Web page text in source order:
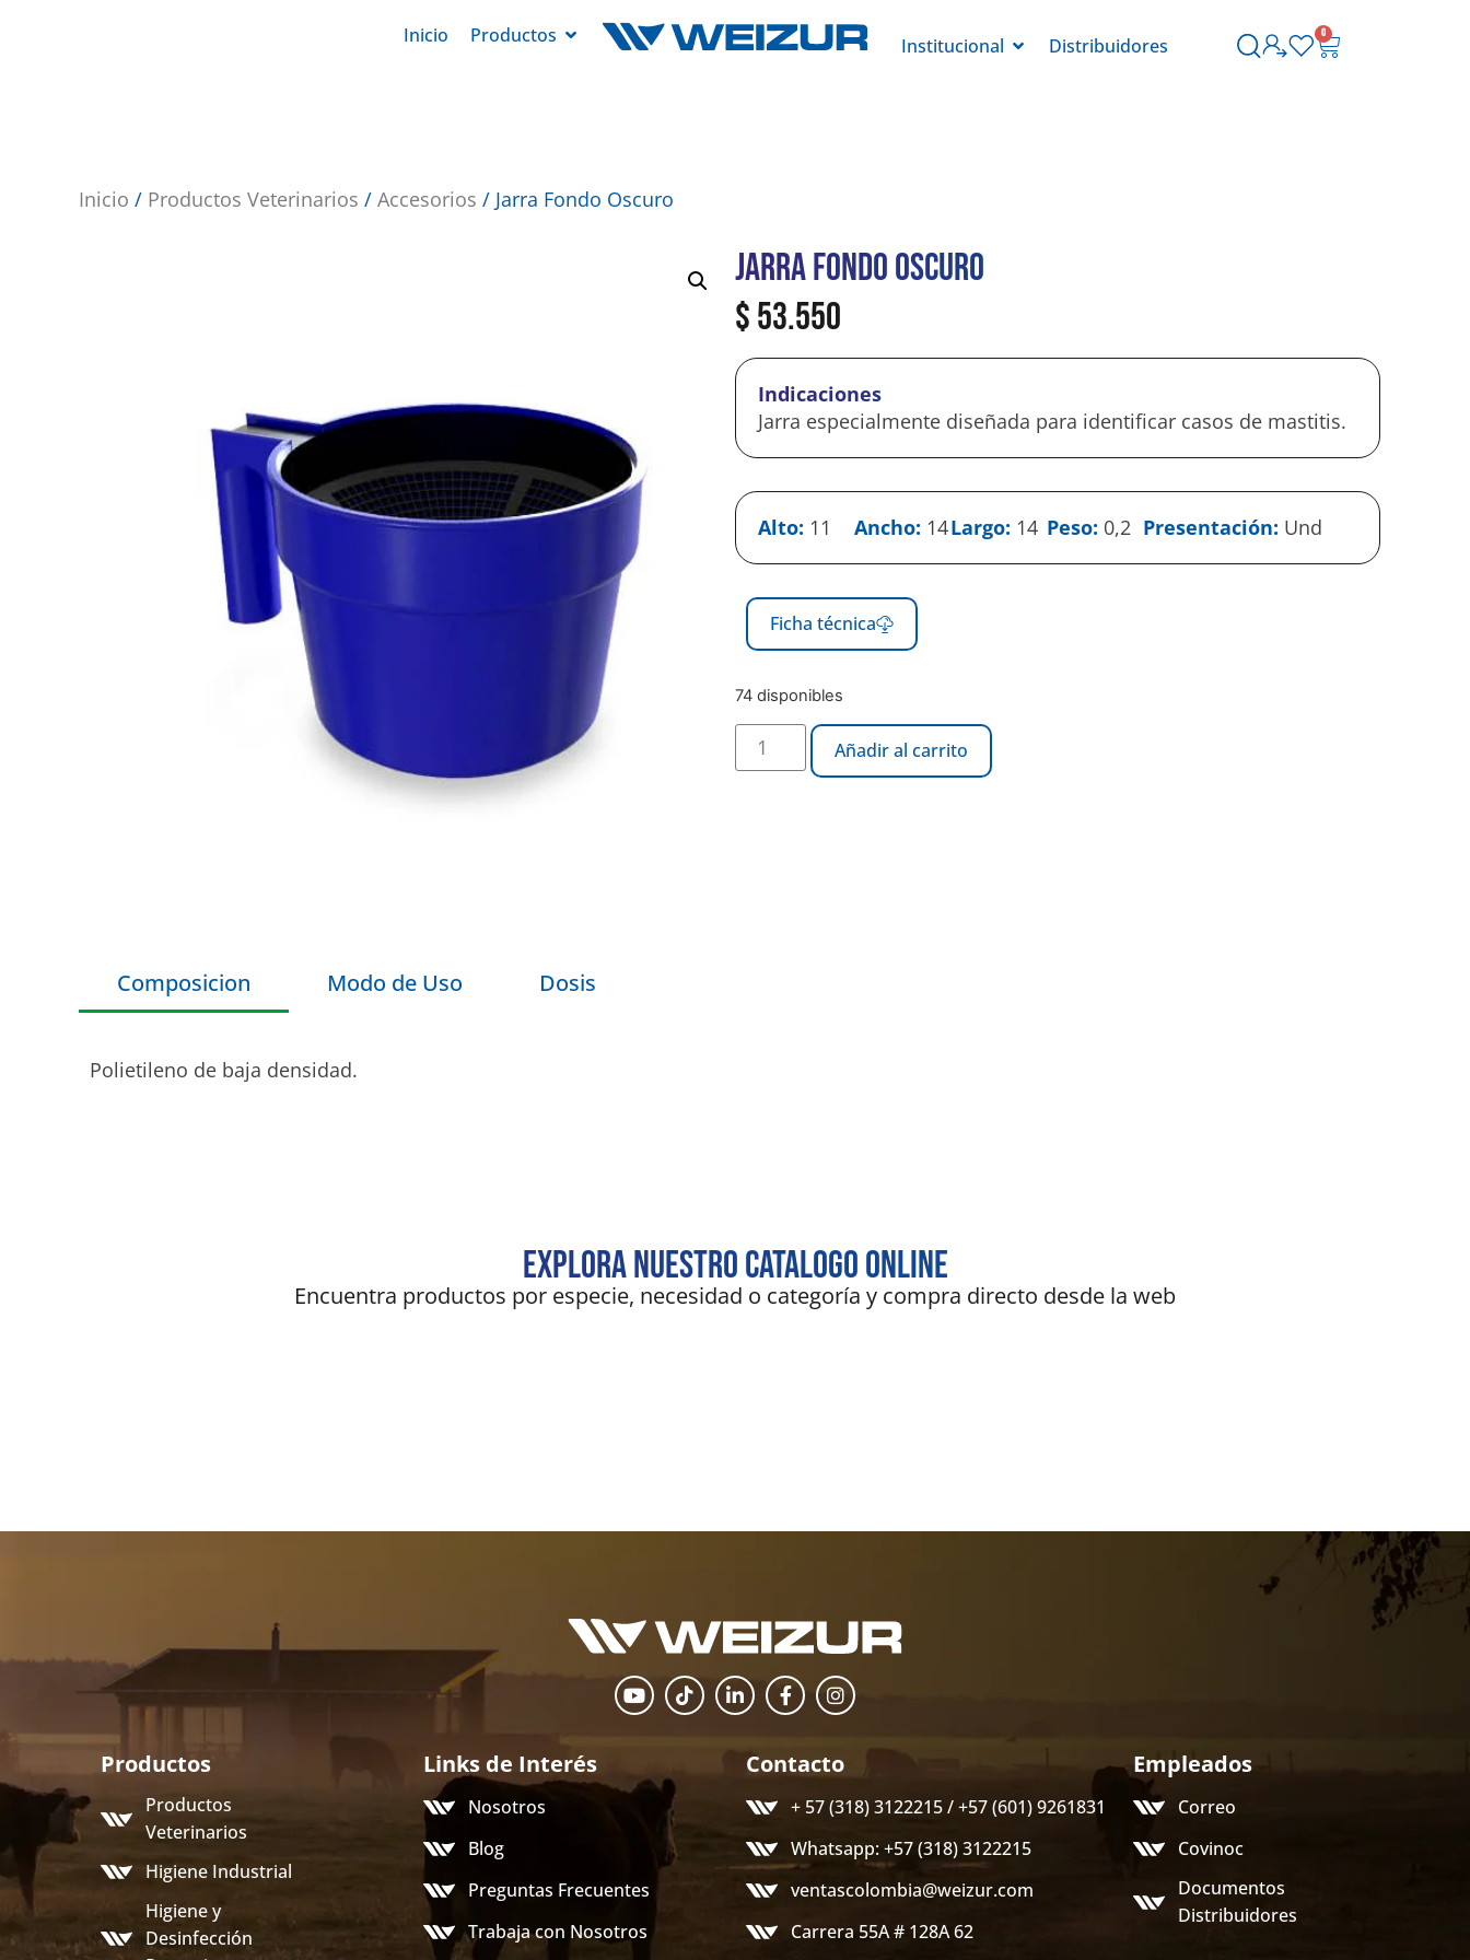
Inicio Productos Institucional Distribuidores
0
Inicio / Productos Veterinarios / Accesorios / Jarra Fondo Oscuro
Jarra Fondo Oscuro
$53.550
Indicaciones
Jarra especialmente diseñada para identificar casos de mastitis.
Alto: 11 Ancho: 14Largo: 14 Peso: 0,2 Presentación: Und
Ficha técnica
74 disponibles
Añadir al carrito
Composicion Modo de Uso Dosis
Polietileno de baja densidad.
Explora nuestro catalogo online
Encuentra productos por especie, necesidad o categoría y compra directo desde la web
Productos
Productos
Veterinarios
Higiene Industrial
Higiene y
Desinfección
Links de Interés
Nosotros
Blog
Preguntas Frecuentes
Trabaja con Nosotros
Contacto
+ 57 (318) 3122215 / +57 (601) 9261831
Whatsapp: +57 (318) 3122215
ventascolombia@weizur.com
Carrera 55A # 128A 62
Empleados
Correo
Covinoc
Documentos
Distribuidores